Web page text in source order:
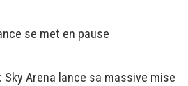
se met en pause
Sky Arena lance sa massive mise